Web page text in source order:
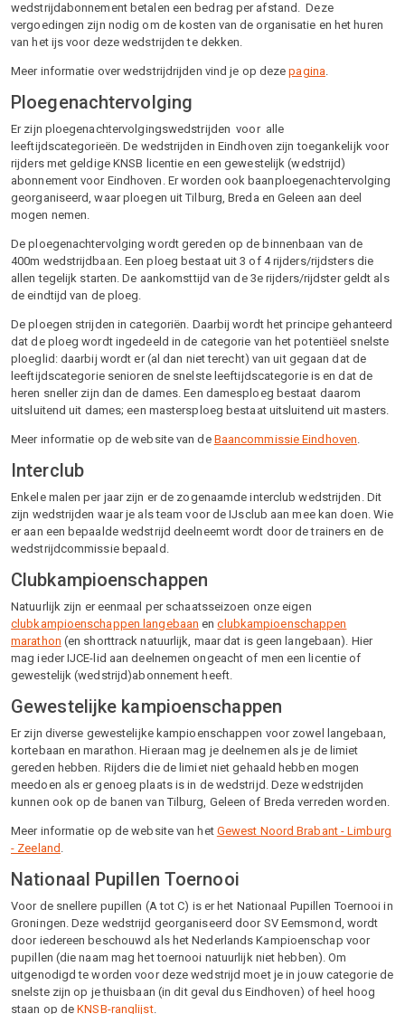
wedstrijdabonnement betalen een bedrag per afstand. Deze
vergoedingen zijn nodig om de kosten van de organisatie en het huren
van het ijs voor deze wedstrijden te dekken.
Meer informatie over wedstrijdrijden vind je op dezepagina.
Ploegenachtervolging
Er zijn ploegenachtervolgingswedstrijden voor alle
leeftijdscategorieën. De wedstrijden in Eindhoven zijn toegankelijk voor
rijders met geldige KNSB licentie en een gewestelijk (wedstrijd)
abonnement voor Eindhoven. Er worden ook baanploegenachtervolging
georganiseerd, waar ploegen uit Tilburg, Breda en Geleen aan deel
mogen nemen.
De ploegenachtervolging wordt gereden op de binnenbaan van de
400m wedstrijdbaan. Een ploeg bestaat uit 3 of 4 rijders/rijdsters die
allen tegelijk starten. De aankomsttijd van de 3e rijders/rijdster geldt als
de eindtijd van de ploeg.
De ploegen strijden in categoriën. Daarbij wordt het principe gehanteerd
dat de ploeg wordt ingedeeld in de categorie van het potentiëel snelste
ploeglid: daarbij wordt er (al dan niet terecht) van uit gegaan dat de
leeftijdscategorie senioren de snelste leeftijdscategorie is en dat de
heren sneller zijn dan de dames. Een damesploeg bestaat daarom
uitsluitend uit dames; een mastersploeg bestaat uitsluitend uit masters.
Meer informatie op de website van de Baancommissie Eindhoven.
Interclub
Enkele malen per jaar zijn er de zogenaamde interclub wedstrijden. Dit
zijn wedstrijden waar je als team voor de IJsclub aan mee kan doen. Wie
er aan een bepaalde wedstrijd deelneemt wordt door de trainers en de
wedstrijdcommissie bepaald.
Clubkampioenschappen
Natuurlijk zijn er eenmaal per schaatsseizoen onze eigen
clubkampioenschappen langebaan enclubkampioenschappen
marathon (en shorttrack natuurlijk, maar dat is geen langebaan). Hier
mag ieder IJCE-lid aan deelnemen ongeacht of men een licentie of
gewestelijk (wedstrijd)abonnement heeft.
Gewestelijke kampioenschappen
Er zijn diverse gewestelijke kampioenschappen voor zowel langebaan,
kortebaan en marathon. Hieraan mag je deelnemen als je de limiet
gereden hebben. Rijders die de limiet niet gehaald hebben mogen
meedoen als er genoeg plaats is in de wedstrijd. Deze wedstrijden
kunnen ook op de banen van Tilburg, Geleen of Breda verreden worden.
Meer informatie op de website van het Gewest Noord Brabant - Limburg
- Zeeland .
Nationaal Pupillen Toernooi
Voor de snellere pupillen (A tot C) is er het Nationaal Pupillen Toernooi in
Groningen. Deze wedstrijd georganiseerd door SV Eemsmond, wordt
door iedereen beschouwd als het Nederlands Kampioenschap voor
pupillen (die naam mag het toernooi natuurlijk niet hebben). Om
uitgenodigd te worden voor deze wedstrijd moet je in jouw categorie de
snelste zijn op je thuisbaan (in dit geval dus Eindhoven) of heel hoog
staan op deKNSB-ranglijst.